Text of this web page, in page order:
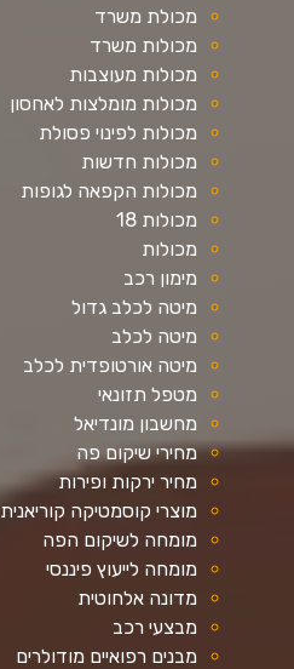
מכולת משרד
מכולות משרד
מכולות מעוצבות
מכולות מומלצות לאחסון
מכולות לפינוי פסולת
מכולות חדשות
מכולות הקפאה לגופות
מכולות 18
מכולות
מימון רכב
מיטה לכלב גדול
מיטה לכלב
מיטה אורטופדית לכלב
מטפל תזונאי
מחשבון מונדיאל
מחירי שיקום פה
מחיר ירקות ופירות
מוצרי קוסמטיקה קוריאנית
מומחה לשיקום הפה
מומחה לייעוץ פיננסי
מדונה אלחוטית
מבצעי רכב
מבנים רפואיים מודולרים